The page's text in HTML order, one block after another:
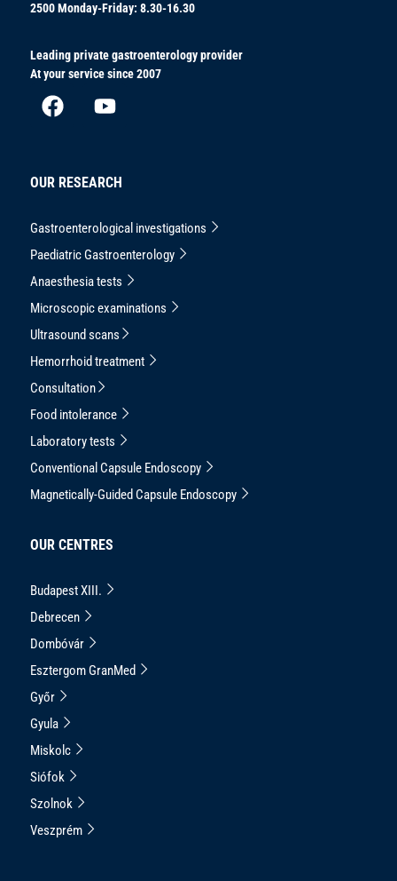
2500Monday-Friday: 8.30-16.30
Leading private gastroenterology provider
At your service since 2007
OUR RESEARCH
Gastroenterological investigations
Paediatric Gastroenterology
Anaesthesia tests
Microscopic examinations
Ultrasound scans
Hemorrhoid treatment
Consultation
Food intolerance
Laboratory tests
Conventional Capsule Endoscopy
Magnetically-Guided Capsule Endoscopy
OUR CENTRES
Budapest XIII.
Debrecen
Dombóvár
Esztergom GranMed
Győr
Gyula
Miskolc
Siófok
Szolnok
Veszprém